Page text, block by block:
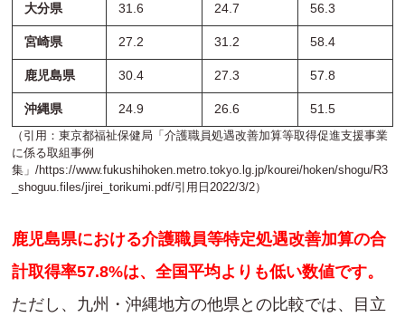
大分県 31.6 24.7 56.3
宮崎県 27.2 31.2 58.4
鹿児島県 30.4 27.3 57.8
沖縄県 24.9 26.6
51.5
（引用：東京都福祉保健局「介護職員処遇改善加算等取得促進支援事業
に係る取組事例
集」/https://www.fukushihoken.metro.tokyo.lg.jp/kourei/hoken/shogu/R3
_shoguu.files/jirei_torikumi.pdf/引用日2022/3/2）
鹿児島県における介護職員等特定処遇改善加算の合
計取得率57.8%は、全国平均よりも低い数値です。
ただし、九州・沖縄地方の他県との比較では、目立